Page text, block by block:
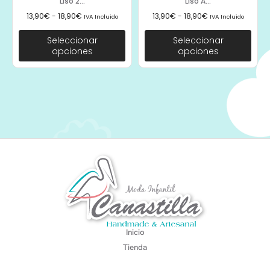
13,90€ - 18,90€ IVA Incluido
Seleccionar
opciones
13,90€ - 18,90€ IVA Incluido
Seleccionar
opciones
Inicio
Tienda